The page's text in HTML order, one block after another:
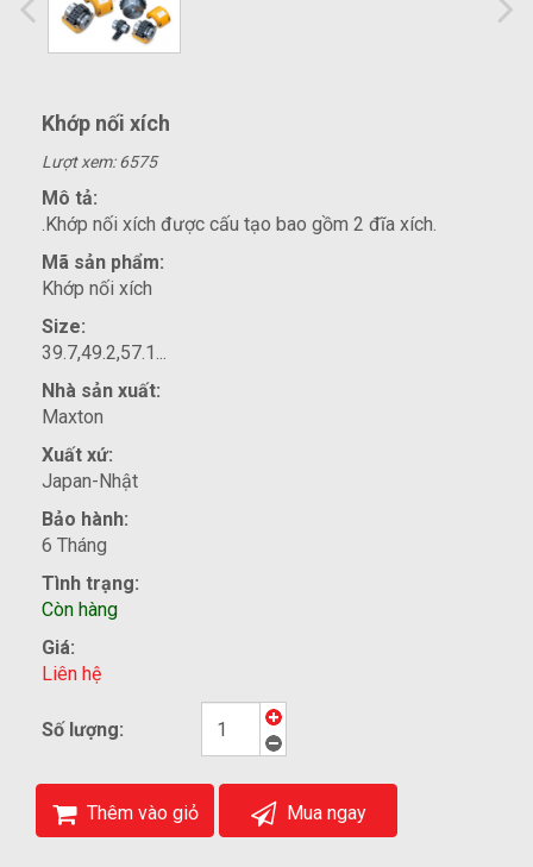
Khớp nối xích
Lượt xem: 6575
Mô tả:
.Khớp nối xích được cấu tạo bao gồm 2 đĩa xích.
Mã sản phẩm:
Khớp nối xích
Size:
39.7,49.2,57.1...
Nhà sản xuất:
Maxton
Xuất xứ:
Japan-Nhật
Bảo hành:
6 Tháng
Tình trạng:
Còn hàng
Giá:
Liên hệ
Số lượng:
Thêm vào giỏ Mua ngay